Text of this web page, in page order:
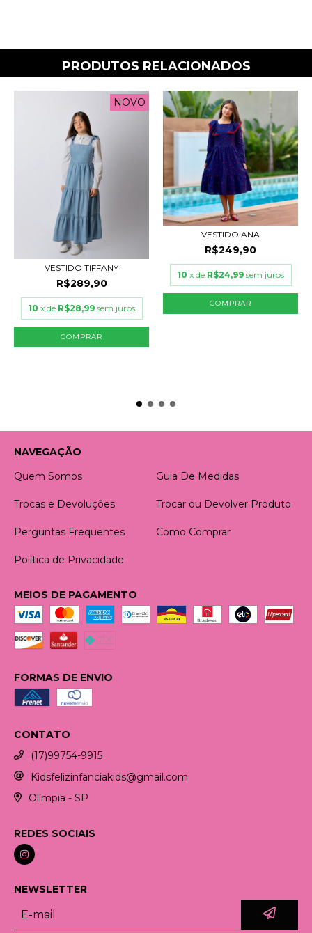
PRODUTOS RELACIONADOS
NOVO
VESTIDO TIFFANY
R$289,90
10 x de R$28,99 sem juros
COMPRAR
VESTIDO ANA
R$249,90
10 x de R$24,99 sem juros
COMPRAR
NAVEGAÇÃO
Quem Somos
Guia De Medidas
Trocas e Devoluções Trocar ou Devolver Produto
Perguntas Frequentes Como Comprar
Política de Privacidade
MEIOS DE PAGAMENTO
FORMAS DE ENVIO
CONTATO
(17)99754-9915
Kidsfelizinfanciakids@gmail.com
Olímpia - SP
REDES SOCIAIS
NEWSLETTER